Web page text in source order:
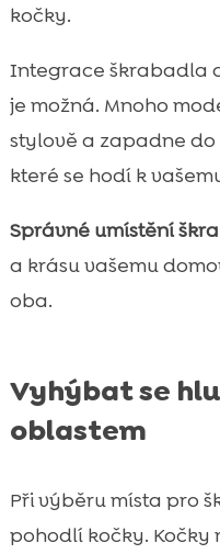
kočky.
Integrace škrabadla
je možná. Mnoho
stylově a zapadne
které se hodí k
Správné umístění
a krásu vašemu
oba.
Vyhýbat se
oblastem
Při výběru místa pro
pohodlí kočky. Kočky